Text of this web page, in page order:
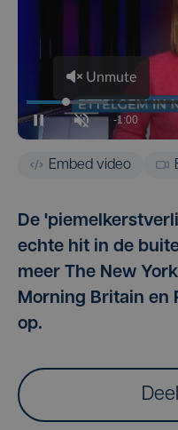
Embed video
De
echte hit in de
meer The New
Morning Britain en
op.